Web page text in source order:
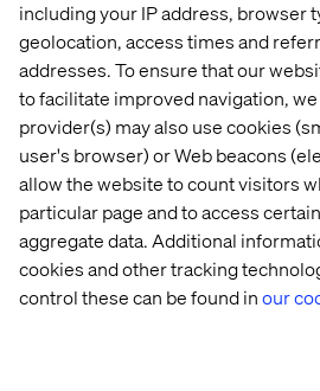
including your IP address, browser
geolocation, access times and
addresses. To ensure that our
to facilitate improved navigation,
provider(s) may also use cookies
user's browser) or Web beacons
allow the website to count visitors
particular page and to access
aggregate data. Additional
cookies and other tracking
control these can be found inour
prijswinnend digitaal werk maken
Heineken, Yamaha, Danone en
hebben we meer dan 2.500
ongelofelijk veel mogelijkheden
medewerkers en opdrachtgevers.
tot nu toe met elkaar bereikt
om de toekomst van ons bedrijf
geven als CEO van Valtech
waarin wij onszelf als digital
transformeren om optimaal
kunnen blijven leveren aan
aan ons te blijven binden.”